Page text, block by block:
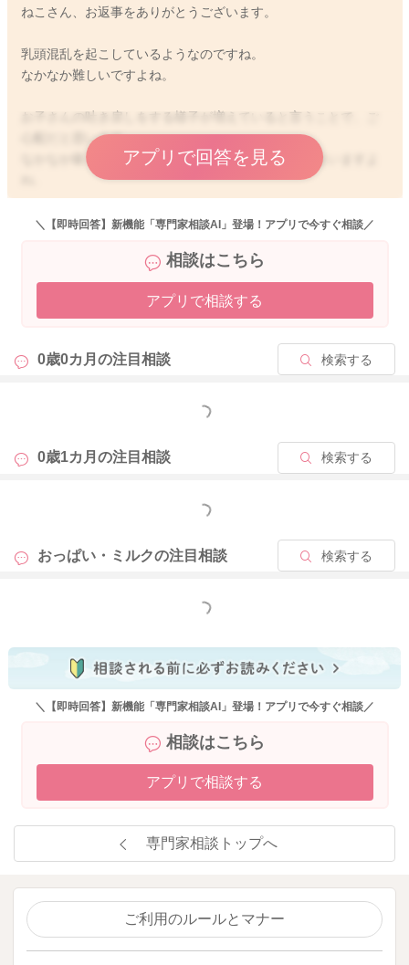
ねこさん、お返事をありがとうございます。
乳頭混乱を起こしているようなのですね。
なかなか難しいですよね。
お子さんの吐き戻しをする様子が増えていると言うことで、ご
心配だと思います。
なかなか吸ってもらえないことでも悲しくなってしまいますよ
お子さんがなかなか吸ってくれないことで、搾乳を続けながら
れる方もいらっしゃいますよ。
おっぱいを飲んでいることに変わりはありませんので、飲むこ
とでその都度ねこさんの体内で作られている抗体を受け取るこ
母乳からの恩恵を受け続けられるようになります。
にすぐ吸えてしまうほうが良くなってしまうことはあると思い
その匙加減は、なかなか難しいと思うのですが、ねこさんが納
得される形で授乳が進められるといいと思いますよ。
アプリで回答を見る
＼【即時回答】新機能「専門家相談AI」登場！アプリで今すぐ相談／
相談はこちら
アプリで相談する
0歳0カ月の注目相談 検索する
もっと見る
0歳1カ月の注目相談 検索する
もっと見る
おっぱい・ミルクの注目相談 検索する
もっと見る
＼【即時回答】新機能「専門家相談AI」登場！アプリで今すぐ相談／
相談はこちら
アプリで相談する
専門家相談トップへ
ご利用のルールとマナー